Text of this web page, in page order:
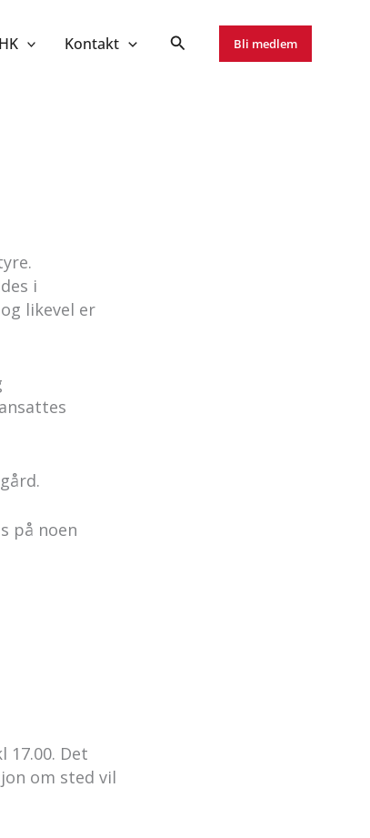
Kontakt Bli medlem
i
likevel er
på noen
Det
om sted vil